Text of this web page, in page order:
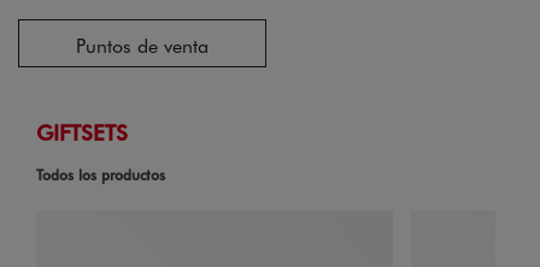
Puntos de venta
GIFTSETS
Todos los productos